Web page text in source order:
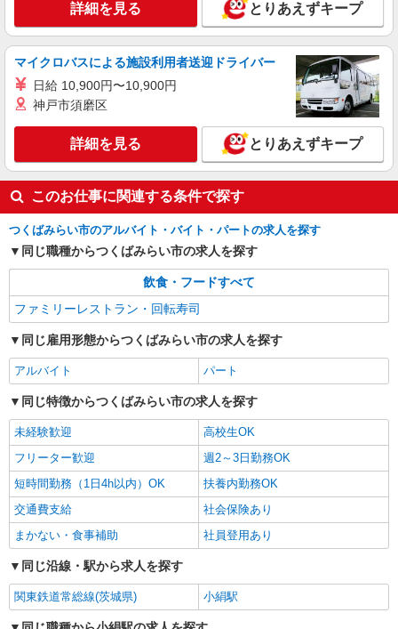
詳細を見る とりあえずキープ
マイクロバスによる施設利用者送迎ドライバー
日給 10,900円〜10,900円
神戸市須磨区
詳細を見る とりあえずキープ
このお仕事に関連する条件で探す
つくばみらい市のアルバイト・バイト・パートの求人を探す
同じ職種からつくばみらい市の求人を探す
飲食・フードすべて
ファミリーレストラン・回転寿司
同じ雇用形態からつくばみらい市の求人を探す
アルバイト パート
同じ特徴からつくばみらい市の求人を探す
未経験歓迎
高校生OK
フリーター歓迎
週2～3日勤務OK
短時間勤務（1日4h以内）OK
扶養内勤務OK
交通費支給
社会保険あり
まかない・食事補助
社員登用あり
同じ沿線・駅から求人を探す
関東鉄道常総線(茨城県) 小絹駅